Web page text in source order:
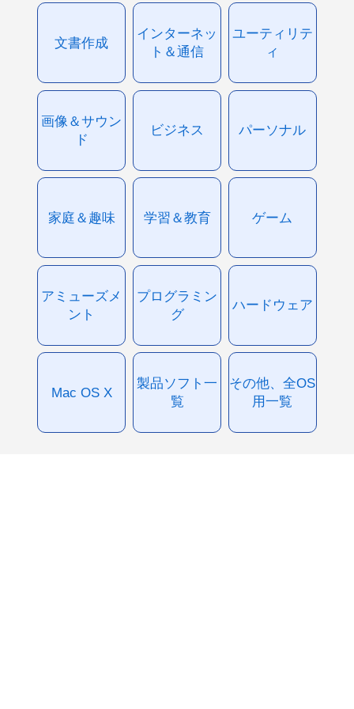
文書作成
インターネッ
ト＆通信
ユーティリテ
ィ
画像＆サウン
ド
ビジネス パーソナル
家庭＆趣味 学習＆教育 ゲーム
アミューズメ
ント
プログラミン
グ
ハードウェア
Mac OS X
製品ソフト一
覧
その他、全OS
用一覧